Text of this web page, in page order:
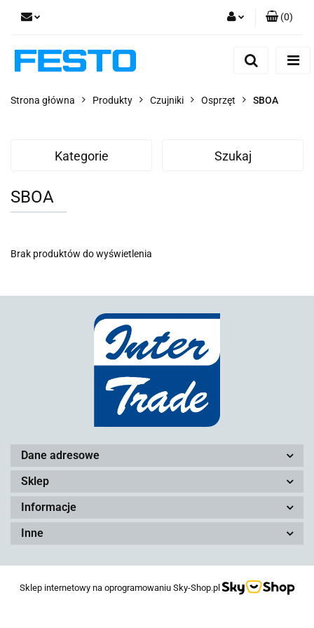
Dodaj zgłoszenie
(0)
Strona główna Produkty Czujniki Osprzęt SBOA
Kategorie Szukaj
SBOA
Brak produktów do wyświetlenia
Dane adresowe
Sklep
Informacje
Inne
Sklep internetowy na oprogramowaniu Sky-Shop.pl